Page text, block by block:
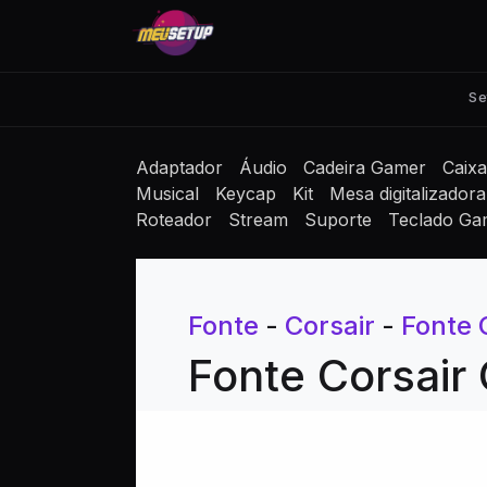
Adaptador Áudio Cadeira Gamer
Musical
Keycap Kit
Mesa digitalizadora
Roteador
Stream Suporte Teclado
Fonte - Corsair - Fonte
Fonte Corsair